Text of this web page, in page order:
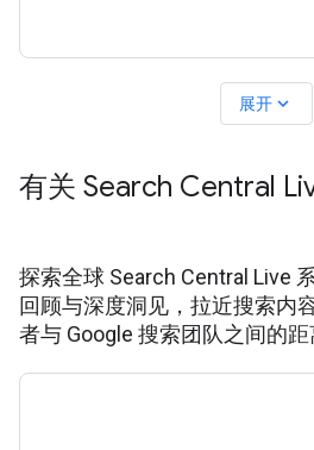
一系列优质网站，包括与用户搜索
展开 expand_more
有关 Search Central
探索全球 Search Central Live
回顾与深度洞见，拉近搜索内
者与 Google 搜索团队之间的距